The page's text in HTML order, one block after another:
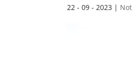
22 - 09 - 2023 |